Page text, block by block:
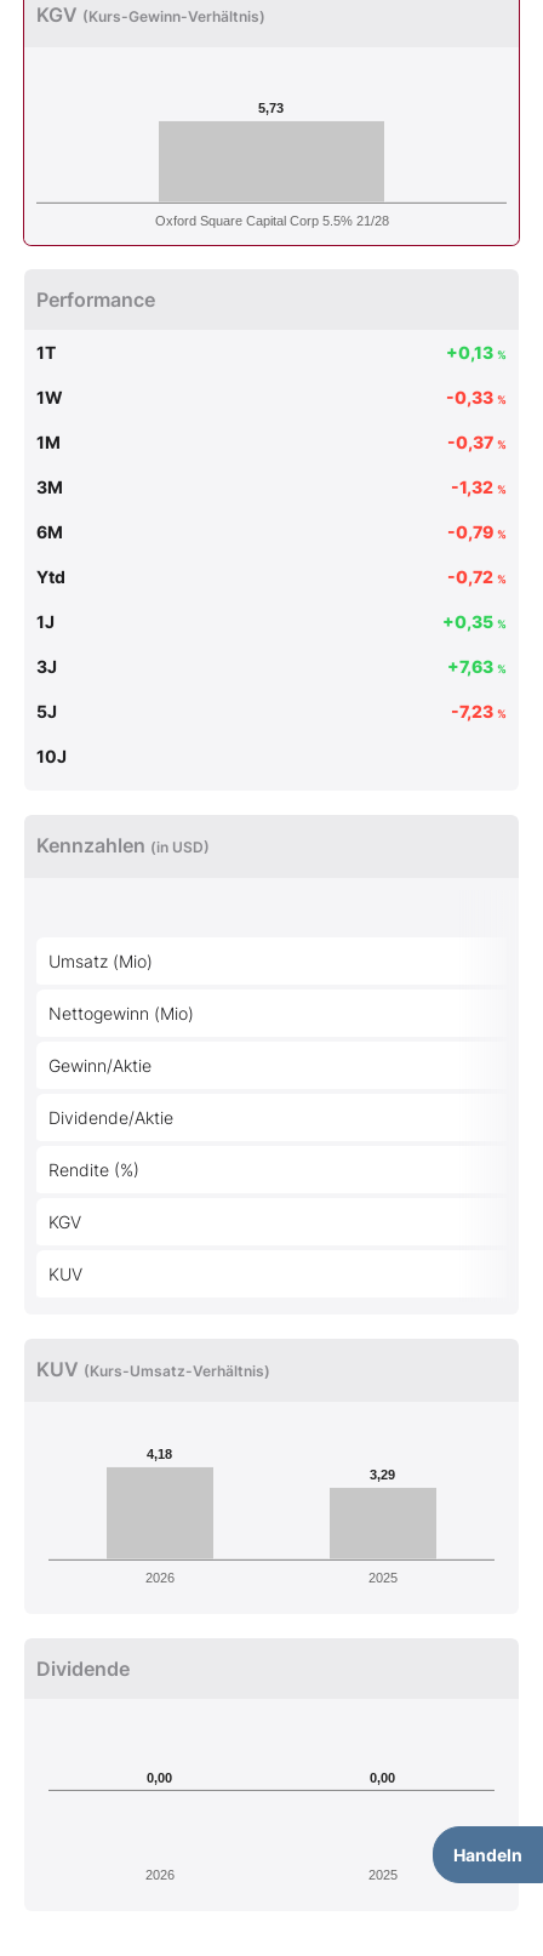
Handeln
KGV (Kurs-Gewinn-Verhältnis)
5,73
Oxford Square Capital Corp 5.5% 21/28
Performance
1T +0,13 %
1W -0,33 %
1M -0,37 %
3M -1,32 %
6M -0,79 %
Ytd -0,72 %
1J +0,35 %
3J +7,63 %
5J -7,23 %
10J
Kennzahlen (in USD)
Umsatz (Mio)
Nettogewinn (Mio)
Gewinn/Aktie
Dividende/Aktie
Rendite (%)
KGV
KUV
KUV (Kurs-Umsatz-Verhältnis)
4,18
3,29
2026 2025
Dividende
0,00 0,00
2026 2025